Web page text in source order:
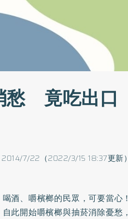
愁 竟吃出口
2014/7/22（2022/3/15 18:37更新）
酒、嚼檳榔的民眾，可要當心！
此開始嚼檳榔與抽菸消除憂愁，